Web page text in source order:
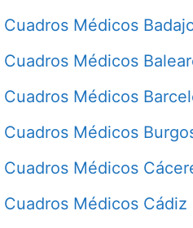
Cuadros Médicos
Cuadros Médicos
Cuadros Médicos
Cuadros Médicos
Cuadros Médicos
Cuadros Médicos Cádiz